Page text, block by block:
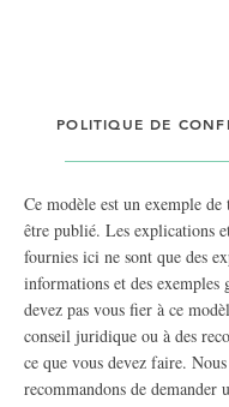
POLITIQUE DE
Ce modèle est un exemple de
être publié. Les explications
fournies ici ne sont que des
informations et des exemples
devez pas vous fier à ce
conseil juridique ou à des
ce que vous devez faire.
recommandons de demander